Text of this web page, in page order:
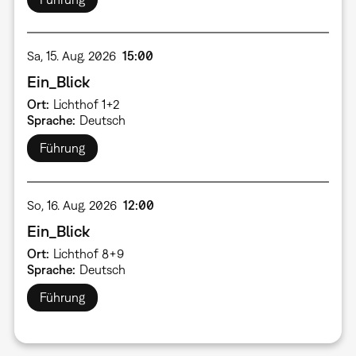
Sa, 15. Aug. 2026 15:00
Ein_Blick
Ort Lichthof 1+2
Sprache Deutsch
Führung
So, 16. Aug. 2026 12:00
Ein_Blick
Ort Lichthof 8+9
Sprache Deutsch
Führung